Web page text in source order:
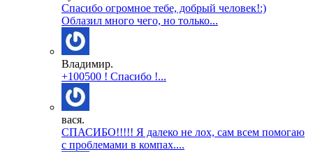
Спасибо огромное тебе, добрый человек!:)
Облазил много чего, но только...
Владимир.
+100500 ! Спасибо !...
вася.
СПАСИБО!!!!! Я далеко не лох, сам всем помогаю
с проблемами в компах....